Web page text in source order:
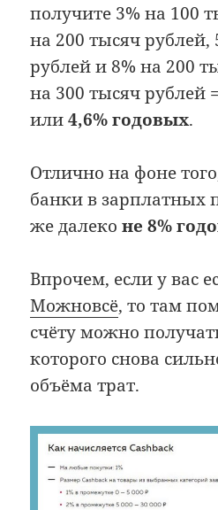
получите 3% на 100
на 200 тысяч рублей,
рублей и 8% на 200
на 300 тысяч рублей
или4,6% годовых.
Отлично на фоне
банки в зарплатных
же далеконе 8%
Впрочем, если у вас
Можновсё, то там
счёту можно
которого снова
объёма трат.